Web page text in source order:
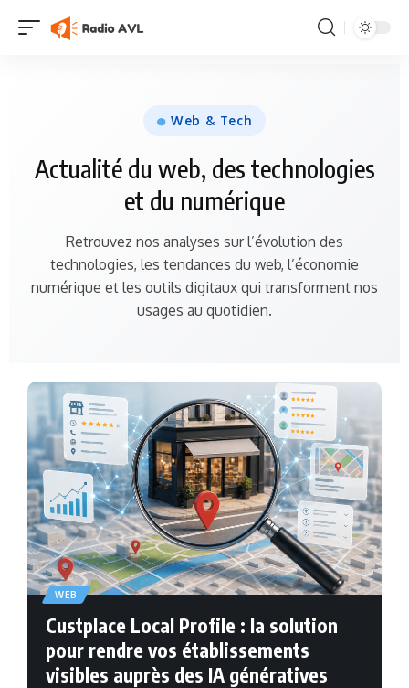
Web & Tech
Actualité du web, des technologies
et du numérique
Retrouvez nos analyses sur l’évolution des
technologies, les tendances du web, l’économie
numérique et les outils digitaux qui transforment nos
usages au quotidien.
WEB
Custplace Local Profile : la solution
pour rendre vos établissements
visibles auprès des IA génératives